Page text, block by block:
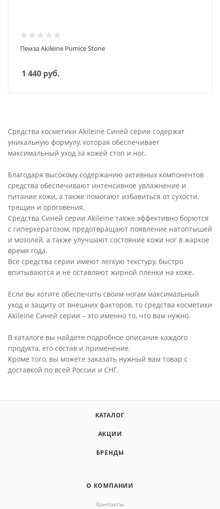
Пемза Akileine Pumice Stone
1 440 руб.
Средства косметики Akileine Синей серии содержат
уникальную формулу, которая обеспечивает
максимальный уход за кожей стоп и ног.
Благодаря высокому содержанию активных компонентов
средства обеспечивают интенсивное увлажнение и
питание кожи, а также помогают избавиться от сухости,
трещин и ороговения.
Средства Синей серии Akileine также эффективно борются
с гиперкератозом, предотвращают появление натоптышей
и мозолей, а также улучшают состояние кожи ног в жаркое
время года.
Все средства серии имеют легкую текстуру, быстро
впитываются и не оставляют жирной пленки на коже.
Если вы хотите обеспечить своим ногам максимальный
уход и защиту от внешних факторов, то средства косметики
Akileine Синей серии – это именно то, что вам нужно.
В каталоге вы найдете подробное описание каждого
продукта, его состав и применение.
Кроме того, вы можете заказать нужный вам товар с
доставкой по всей России и СНГ.
КАТАЛОГ
АКЦИИ
БРЕНДЫ
О КОМПАНИИ
Контакты